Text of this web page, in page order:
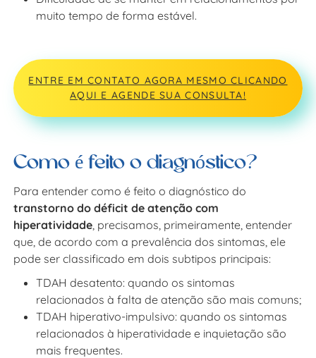
muito tempo de forma estável.
ENTRE EM CONTATO AGORA MESMO CLICANDO
AQUI E AGENDE SUA CONSULTA!
Como é feito o diagnóstico?
Para entender como é feito o diagnóstico do
transtorno do déficit de atenção com
hiperatividade , precisamos, primeiramente, entender
que, de acordo com a prevalência dos sintomas, ele
pode ser classificado em dois subtipos principais:
TDAH desatento: quando os sintomas
relacionados à falta de atenção são mais comuns;
TDAH hiperativo-impulsivo: quando os sintomas
relacionados à hiperatividade e inquietação são
mais frequentes.